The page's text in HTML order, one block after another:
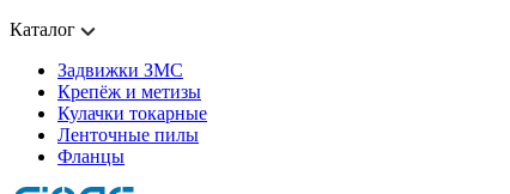
Каталог
Задвижки ЗМС
Крепёж и метизы
Кулачки токарные
Ленточные пилы
Фланцы